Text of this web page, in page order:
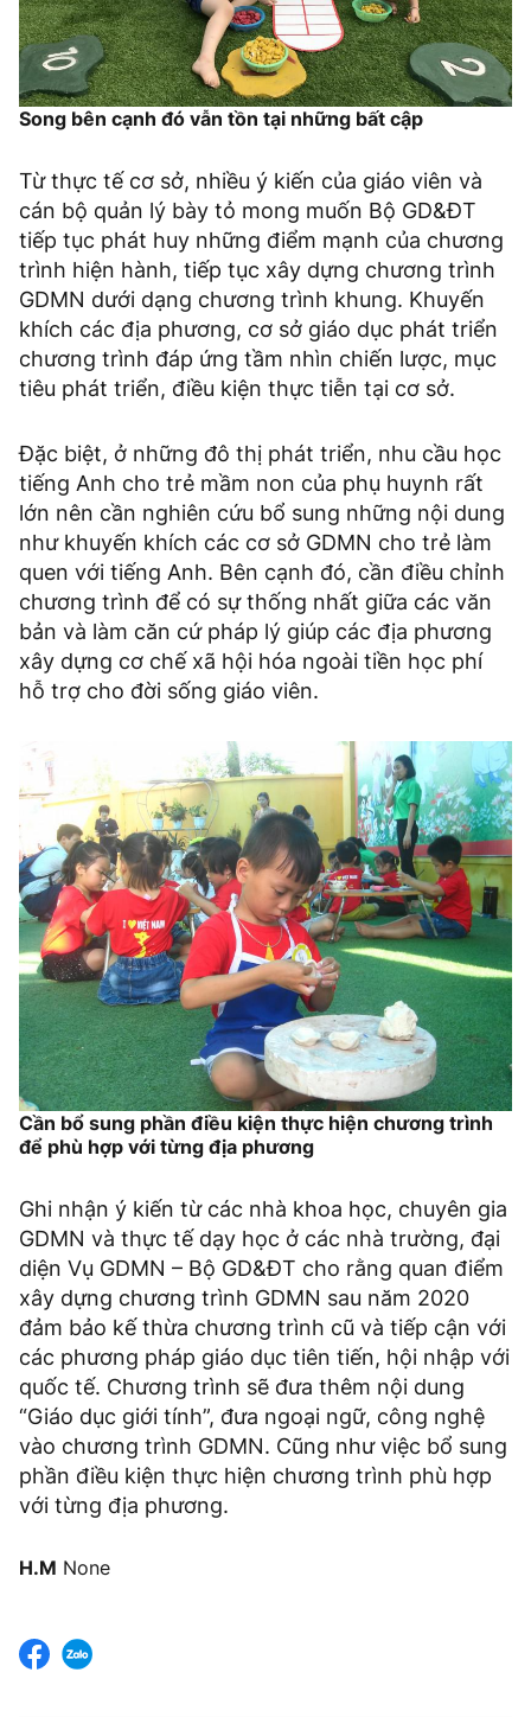
Song bên cạnh đó vẫn tồn tại những bất cập
Từ thực tế cơ sở, nhiều ý kiến của giáo viên và
cán bộ quản lý bày tỏ mong muốn Bộ GD&ĐT
tiếp tục phát huy những điểm mạnh của chương
trình hiện hành, tiếp tục xây dựng chương trình
GDMN dưới dạng chương trình khung. Khuyến
khích các địa phương, cơ sở giáo dục phát triển
chương trình đáp ứng tầm nhìn chiến lược, mục
tiêu phát triển, điều kiện thực tiễn tại cơ sở.
Đặc biệt, ở những đô thị phát triển, nhu cầu học
tiếng Anh cho trẻ mầm non của phụ huynh rất
lớn nên cần nghiên cứu bổ sung những nội dung
như khuyến khích các cơ sở GDMN cho trẻ làm
quen với tiếng Anh. Bên cạnh đó, cần điều chỉnh
chương trình để có sự thống nhất giữa các văn
bản và làm căn cứ pháp lý giúp các địa phương
xây dựng cơ chế xã hội hóa ngoài tiền học phí
hỗ trợ cho đời sống giáo viên.
Cần bổ sung phần điều kiện thực hiện chương trình
để phù hợp với từng địa phương
Ghi nhận ý kiến từ các nhà khoa học, chuyên gia
GDMN và thực tế dạy học ở các nhà trường, đại
diện Vụ GDMN – Bộ GD&ĐT cho rằng quan điểm
xây dựng chương trình GDMN sau năm 2020
đảm bảo kế thừa chương trình cũ và tiếp cận với
các phương pháp giáo dục tiên tiến, hội nhập với
quốc tế. Chương trình sẽ đưa thêm nội dung
“Giáo dục giới tính”, đưa ngoại ngữ, công nghệ
vào chương trình GDMN. Cũng như việc bổ sung
phần điều kiện thực hiện chương trình phù hợp
với từng địa phương.
H.M None